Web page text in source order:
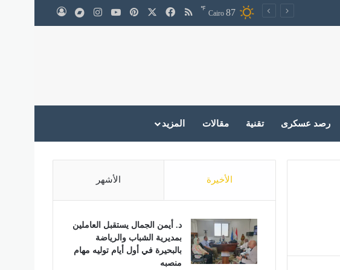
Cairo 87
℉ ملخص الموقع RSS
فيسبوك بينتيريست‫YouTubeانستقرامmedium
رصد عسكرى تقنية مقالات المزيد
الأخيرة الأشهر
د. أيمن الجمال يستقبل العاملين
بمديرية الشباب والرياضة
بالبحيرة في أول أيام توليه مهام
منصبه